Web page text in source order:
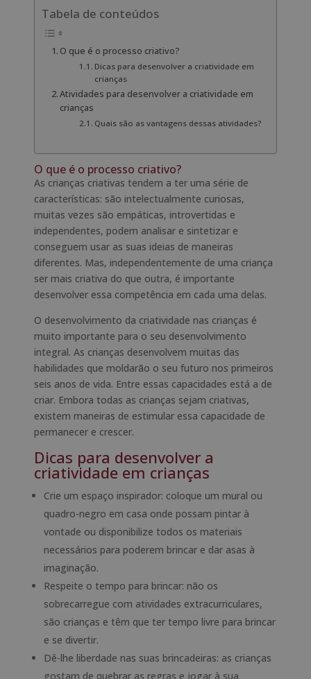
Tabela de conteúdos
O que é o processo criativo?
Dicas para desenvolver a criatividade em
crianças
Atividades para desenvolver a criatividade em
crianças
Quais são as vantagens dessas atividades?
O que é o processo criativo?
As crianças criativas tendem a ter uma série de
características: são intelectualmente curiosas,
muitas vezes são empáticas, introvertidas e
independentes, podem analisar e sintetizar e
conseguem usar as suas ideias de maneiras
diferentes. Mas, independentemente de uma criança
ser mais criativa do que outra, é importante
desenvolver essa competência em cada uma delas.
O desenvolvimento da criatividade nas crianças é
muito importante para o seu desenvolvimento
integral. As crianças desenvolvem muitas das
habilidades que moldarão o seu futuro nos primeiros
seis anos de vida. Entre essas capacidades está a de
criar. Embora todas as crianças sejam criativas,
existem maneiras de estimular essa capacidade de
permanecer e crescer.
Dicas para desenvolver a
criatividade em crianças
Crie um espaço inspirador: coloque um mural ou
quadro-negro em casa onde possam pintar à
vontade ou disponibilize todos os materiais
necessários para poderem brincar e dar asas à
imaginação.
Respeite o tempo para brincar: não os
sobrecarregue com atividades extracurriculares,
são crianças e têm que ter tempo livre para brincar
e se divertir.
Dê-lhe liberdade nas suas brincadeiras: as crianças
gostam de quebrar as regras e jogar à sua